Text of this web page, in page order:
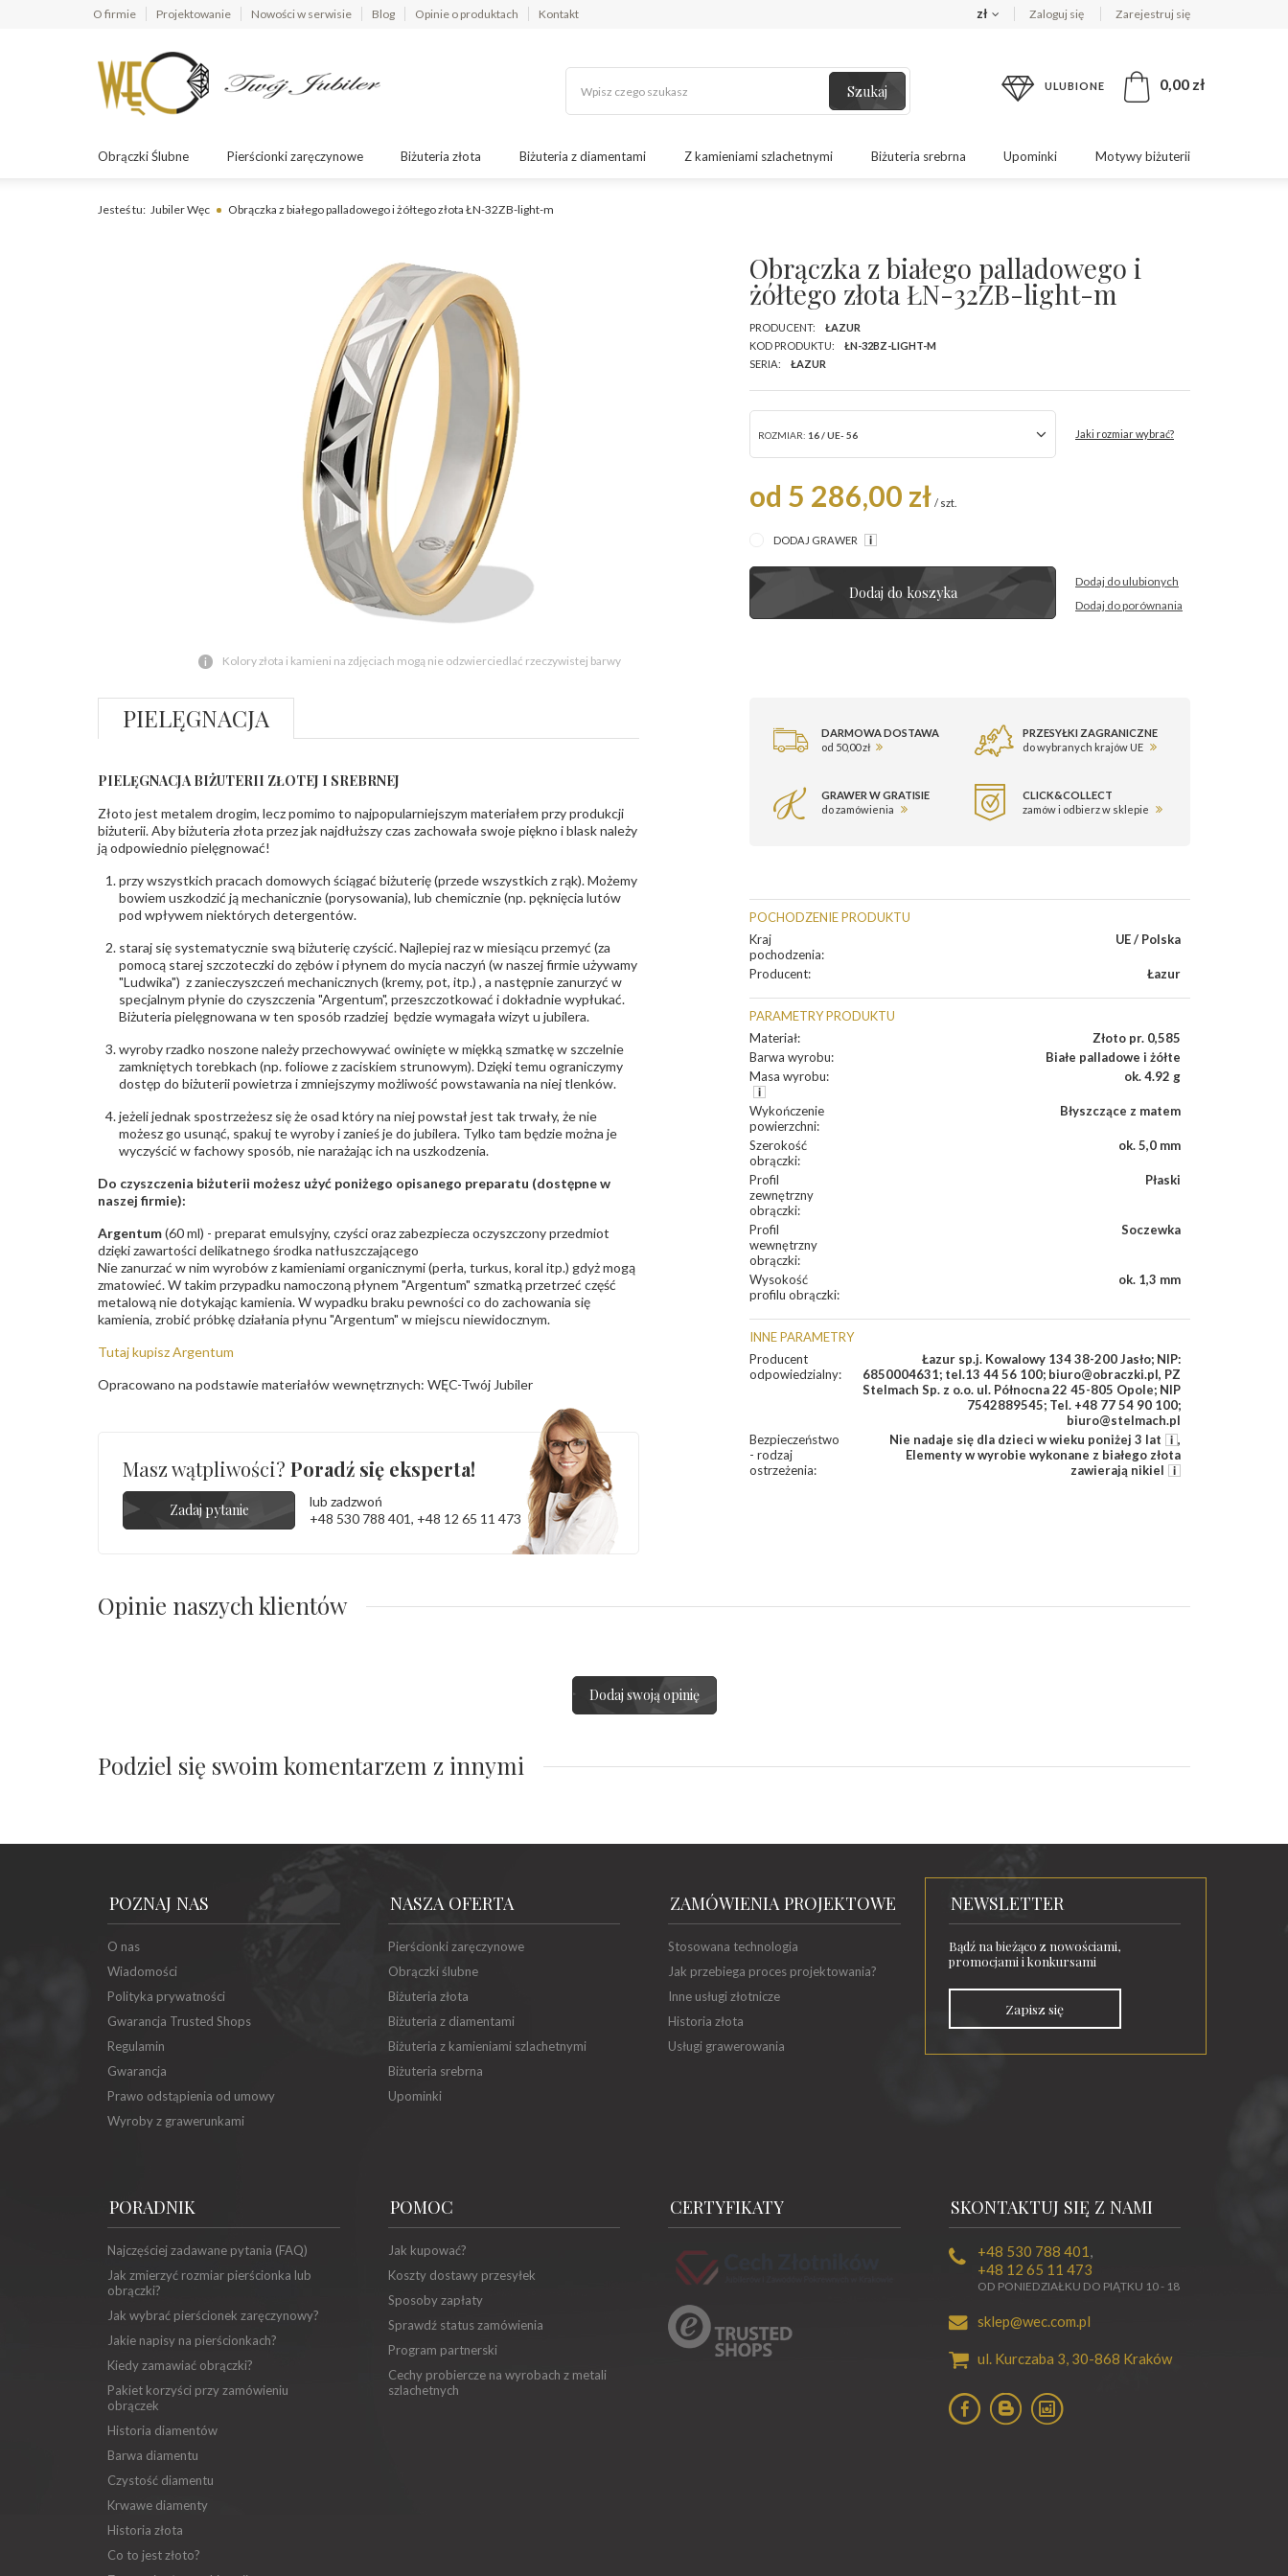
O firmie Projektowanie Nowości w serwisie Blog Opinie o produktach Kontakt zł Zaloguj się Zarejestruj się
Szukaj ULUBIONE 0,00 zł
Obrączki Ślubne Pierścionki zaręczynowe Biżuteria złota Biżuteria z diamentami Z kamieniami szlachetnymi Biżuteria srebrna Upominki Motywy biżuterii
Jesteś tu: Jubiler Węc Obrączka z białego palladowego i żółtego złota ŁN-32ZB-light-m
Kolory złota i kamieni na zdjęciach mogą nie odzwierciedlać rzeczywistej barwy
Obrączka z białego palladowego i
żółtego złota ŁN-32ZB-light-m
PRODUCENT:
ŁAZUR
KOD PRODUKTU:
ŁN-32BZ-LIGHT-M
SERIA:
ŁAZUR
ROZMIAR: 16 / UE- 56 Jaki rozmiar wybrać?
od 5 286,00 zł / szt.
DODAJ GRAWER
Dodaj do koszyka
Dodaj do ulubionych
Dodaj do porównania
DARMOWA DOSTAWA
od 50,00 zł
PRZESYŁKI ZAGRANICZNE
do wybranych krajów UE
GRAWER W GRATISIE
do zamówienia
CLICK&COLLECT
zamów i odbierz w sklepie
POCHODZENIE PRODUKTU
Kraj
pochodzenia:
UE / Polska
Producent: Łazur
PARAMETRY PRODUKTU
Materiał:
Złoto pr. 0,585
Barwa wyrobu:
Białe palladowe i żółte
Masa wyrobu: ok. 4.92 g
Wykończenie
powierzchni:
Błyszczące z matem
Szerokość
obrączki:
ok. 5,0 mm
Profil
zewnętrzny
obrączki:
Płaski
Profil
wewnętrzny
obrączki:
Soczewka
Wysokość
profilu obrączki:
ok. 1,3 mm
INNE PARAMETRY
Producent
odpowiedzialny:
Łazur sp.j. Kowalowy 134 38-200 Jasło; NIP:
6850004631; tel.13 44 56 100; biuro@obraczki.pl, PZ
Stelmach Sp. z o.o. ul. Północna 22 45-805 Opole; NIP
7542889545; Tel. +48 77 54 90 100;
biuro@stelmach.pl
Bezpieczeństwo
- rodzaj
ostrzeżenia:
Nie nadaje się dla dzieci w wieku poniżej 3 lat
,
Elementy w wyrobie wykonane z białego złota
zawierają nikiel
PIELĘGNACJA
PIELĘGNACJA BIŻUTERII ZŁOTEJ I SREBRNEJ
Złoto jest metalem drogim, lecz pomimo to najpopularniejszym materiałem przy produkcji
biżuterii. Aby biżuteria złota przez jak najdłuższy czas zachowała swoje piękno i blask należy
ją odpowiednio pielęgnować!
przy wszystkich pracach domowych ściągać biżuterię (przede wszystkich z rąk). Możemy
bowiem uszkodzić ją mechanicznie (porysowania), lub chemicznie (np. pęknięcia lutów
pod wpływem niektórych detergentów.
staraj się systematycznie swą biżuterię czyścić. Najlepiej raz w miesiącu przemyć (za
pomocą starej szczoteczki do zębów i płynem do mycia naczyń (w naszej firmie używamy
"Ludwika") z zanieczyszczeń mechanicznych (kremy, pot, itp.) , a następnie zanurzyć w
specjalnym płynie do czyszczenia "Argentum", przeszczotkować i dokładnie wypłukać.
Biżuteria pielęgnowana w ten sposób rzadziej będzie wymagała wizyt u jubilera.
wyroby rzadko noszone należy przechowywać owinięte w miękką szmatkę w szczelnie
zamkniętych torebkach (np. foliowe z zaciskiem strunowym). Dzięki temu ograniczymy
dostęp do biżuterii powietrza i zmniejszymy możliwość powstawania na niej tlenków.
jeżeli jednak spostrzeżesz się że osad który na niej powstał jest tak trwały, że nie
możesz go usunąć, spakuj te wyroby i zanieś je do jubilera. Tylko tam będzie można je
wyczyścić w fachowy sposób, nie narażając ich na uszkodzenia.
Do czyszczenia biżuterii możesz użyć poniżego opisanego preparatu (dostępne w
naszej firmie):
Argentum(60 ml) - preparat emulsyjny, czyści oraz zabezpiecza oczyszczony przedmiot
dzięki zawartości delikatnego środka natłuszczającego
Nie zanurzać w nim wyrobów z kamieniami organicznymi (perła, turkus, koral itp.) gdyż mogą
zmatowieć. W takim przypadku namoczoną płynem "Argentum" szmatką przetrzeć część
metalową nie dotykając kamienia. W wypadku braku pewności co do zachowania się
kamienia, zrobić próbkę działania płynu "Argentum" w miejscu niewidocznym.
Tutaj kupisz Argentum
Opracowano na podstawie materiałów wewnętrznych: WĘC-Twój Jubiler
Masz wątpliwości? Poradź się eksperta!
Zadaj pytanie
lub zadzwoń
+48 530 788 401, +48 12 65 11 473
Opinie naszych klientów
Dodaj swoją opinię
Podziel się swoim komentarzem z innymi
POZNAJ NAS
O nas
Wiadomości
Polityka prywatności
Gwarancja Trusted Shops
Regulamin
Gwarancja
Prawo odstąpienia od umowy
Wyroby z grawerunkami
NASZA OFERTA
Pierścionki zaręczynowe
Obrączki ślubne
Biżuteria złota
Biżuteria z diamentami
Biżuteria z kamieniami szlachetnymi
Biżuteria srebrna
Upominki
ZAMÓWIENIA PROJEKTOWE
Stosowana technologia
Jak przebiega proces projektowania?
Inne usługi złotnicze
Historia złota
Usługi grawerowania
NEWSLETTER
Bądź na bieżąco z nowościami,
promocjami i konkursami
Zapisz się
PORADNIK
Najczęściej zadawane pytania (FAQ)
Jak zmierzyć rozmiar pierścionka lub
obrączki?
Jak wybrać pierścionek zaręczynowy?
Jakie napisy na pierścionkach?
Kiedy zamawiać obrączki?
Pakiet korzyści przy zamówieniu
obrączek
Historia diamentów
Barwa diamentu
Czystość diamentu
Krwawe diamenty
Historia złota
Co to jest złoto?
POMOC
Jak kupować?
Koszty dostawy przesyłek
Sposoby zapłaty
Sprawdź status zamówienia
Program partnerski
Cechy probiercze na wyrobach z metali
szlachetnych
CERTYFIKATY SKONTAKTUJ SIĘ Z NAMI
+48 530 788 401 ,
+48 12 65 11 473
OD PONIEDZIAŁKU DO PIĄTKU 10 - 18
sklep@wec.com.pl
ul. Kurczaba 3, 30-868 Kraków